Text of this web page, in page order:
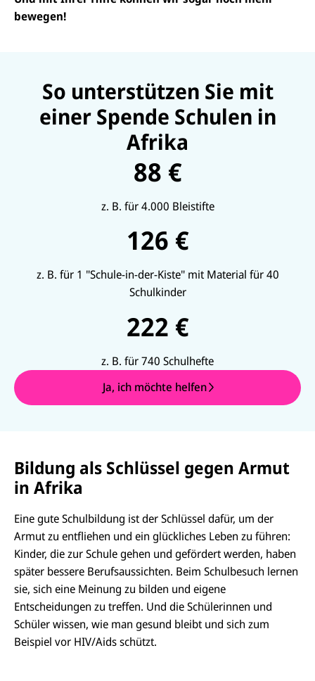
bewegen!
So unterstützen Sie mit
einer Spende Schulen in
Afrika
88 €
z. B. für 4.000 Bleistifte
126 €
z. B. für 1 "Schule-in-der-Kiste" mit Material für 40
Schulkinder
222 €
z. B. für 740 Schulhefte
Ja, ich möchte helfen
Bildung als Schlüssel gegen Armut
in Afrika
Eine gute Schulbildung ist der Schlüssel dafür, um der
Armut zu entfliehen und ein glückliches Leben zu führen:
Kinder, die zur Schule gehen und gefördert werden, haben
später bessere Berufsaussichten. Beim Schulbesuch lernen
sie, sich eine Meinung zu bilden und eigene
Entscheidungen zu treffen. Und die Schülerinnen und
Schüler wissen, wie man gesund bleibt und sich zum
Beispiel vor HIV/Aids schützt.